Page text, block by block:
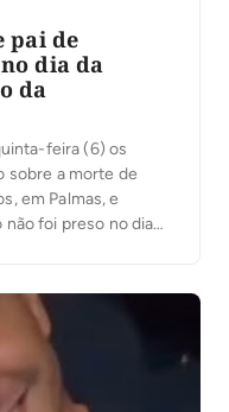
pai de
dia da
da
feira (6) os
sobre a morte de
em Palmas, e
foi preso no dia